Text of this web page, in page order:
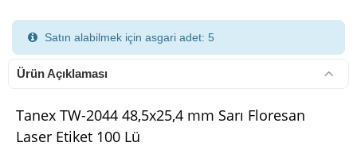
900 TL Üzeri Kargo Ücretsiz
Satın alabilmek için asgari adet: 5
Ürün Açıklaması
Tanex TW-2044 48,5x25,4 mm Sarı Floresan
Laser Etiket 100 Lü